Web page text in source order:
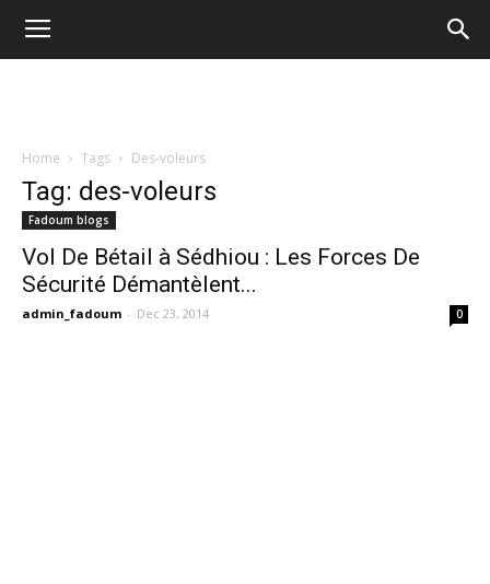
Home Tags Des-voleurs
Tag: des-voleurs
Fadoum blogs
Vol De Bétail à Sédhiou : Les Forces De
Sécurité Démantèlent...
admin_fadoum - Dec 23, 2014 0